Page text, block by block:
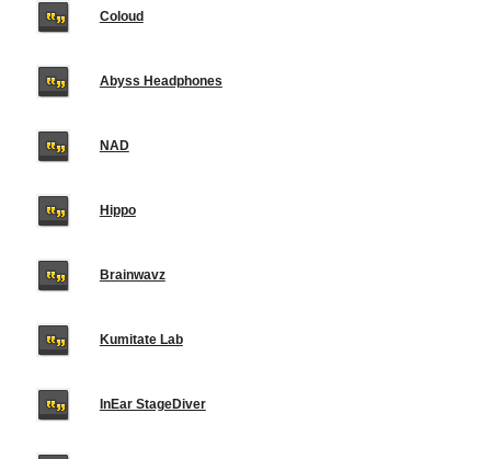
Coloud
Abyss Headphones
NAD
Hippo
Brainwavz
Kumitate Lab
InEar StageDiver